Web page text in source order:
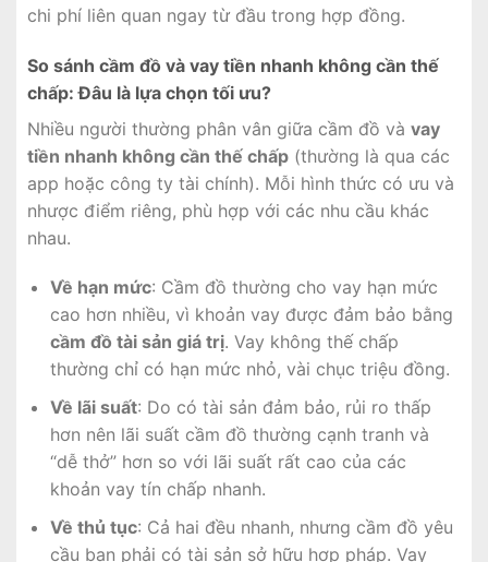
chi phí liên quan ngay từ đầu trong hợp đồng.
So sánh cầm đồ và vay tiền nhanh không cần thế
chấp: Đâu là lựa chọn tối ưu?
Nhiều người thường phân vân giữa cầm đồ và vay
tiền nhanh không cần thế chấp (thường là qua các
app hoặc công ty tài chính). Mỗi hình thức có ưu và
nhược điểm riêng, phù hợp với các nhu cầu khác
nhau.
Về hạn mức: Cầm đồ thường cho vay hạn mức
cao hơn nhiều, vì khoản vay được đảm bảo bằng
cầm đồ tài sản giá trị. Vay không thế chấp
thường chỉ có hạn mức nhỏ, vài chục triệu đồng.
Về lãi suất: Do có tài sản đảm bảo, rủi ro thấp
hơn nên lãi suất cầm đồ thường cạnh tranh và
“dễ thở” hơn so với lãi suất rất cao của các
khoản vay tín chấp nhanh.
Về thủ tục: Cả hai đều nhanh, nhưng cầm đồ yêu
cầu bạn phải có tài sản sở hữu hợp pháp. Vay